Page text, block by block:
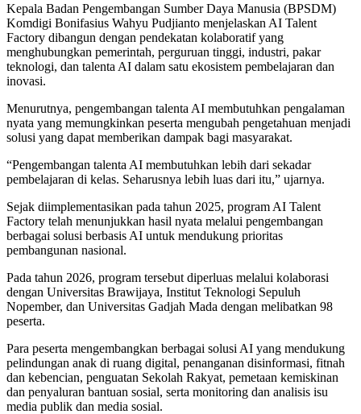
Kepala Badan Pengembangan Sumber Daya Manusia (BPSDM)
Komdigi Bonifasius Wahyu Pudjianto menjelaskan AI Talent
Factory dibangun dengan pendekatan kolaboratif yang
menghubungkan pemerintah, perguruan tinggi, industri, pakar
teknologi, dan talenta AI dalam satu ekosistem pembelajaran dan
inovasi.
Menurutnya, pengembangan talenta AI membutuhkan pengalaman
nyata yang memungkinkan peserta mengubah pengetahuan menjadi
solusi yang dapat memberikan dampak bagi masyarakat.
“Pengembangan talenta AI membutuhkan lebih dari sekadar
pembelajaran di kelas. Seharusnya lebih luas dari itu,” ujarnya.
Sejak diimplementasikan pada tahun 2025, program AI Talent
Factory telah menunjukkan hasil nyata melalui pengembangan
berbagai solusi berbasis AI untuk mendukung prioritas
pembangunan nasional.
Pada tahun 2026, program tersebut diperluas melalui kolaborasi
dengan Universitas Brawijaya, Institut Teknologi Sepuluh
Nopember, dan Universitas Gadjah Mada dengan melibatkan 98
peserta.
Para peserta mengembangkan berbagai solusi AI yang mendukung
pelindungan anak di ruang digital, penanganan disinformasi, fitnah
dan kebencian, penguatan Sekolah Rakyat, pemetaan kemiskinan
dan penyaluran bantuan sosial, serta monitoring dan analisis isu
media publik dan media sosial.